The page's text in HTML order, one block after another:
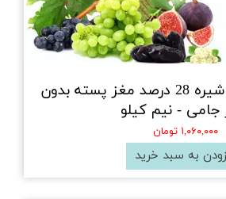
گز فله لقمه چهار شیره 28 درصد مغز پسته بدون
- نیم کیلو
۱,۰۶۰,۰۰۰ تومان
به سبد خرید